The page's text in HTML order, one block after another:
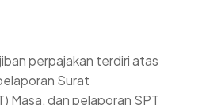
perpajakan terdiri atas
Surat
Masa, dan pelaporan SPT